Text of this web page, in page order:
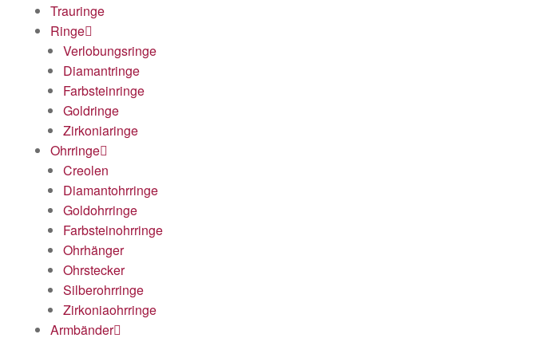
Trauringe
Ringe
Verlobungsringe
Diamantringe
Farbsteinringe
Goldringe
Zirkoniaringe
Ohrringe
Creolen
Diamantohrringe
Goldohrringe
Farbsteinohrringe
Ohrhänger
Ohrstecker
Silberohrringe
Zirkoniaohrringe
Armbänder